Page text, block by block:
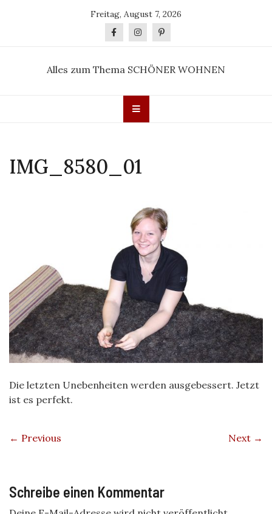
Freitag, August 7, 2026
Alles zum Thema SCHÖNER WOHNEN
IMG_8580_01
Die letzten Unebenheiten werden ausgebessert. Jetzt
ist es perfekt.
← Previous Next →
Schreibe einen Kommentar